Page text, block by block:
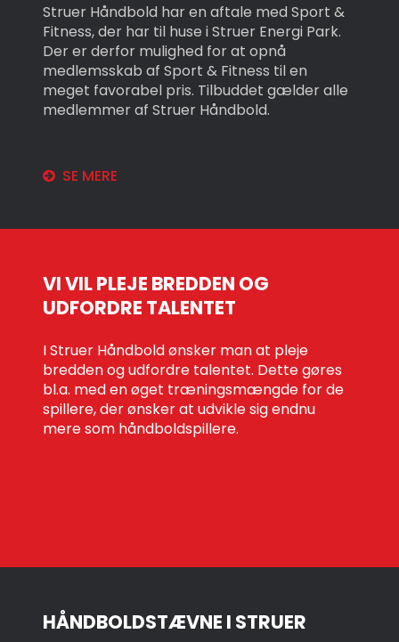
Struer Håndbold har en aftale med Sport &
Fitness, der har til huse i Struer Energi Park.
Der er derfor mulighed for at opnå
medlemsskab af Sport & Fitness til en
meget favorabel pris. Tilbuddet gælder alle
medlemmer af Struer Håndbold.
SE MERE
VI VIL PLEJE BREDDEN OG
UDFORDRE TALENTET
I Struer Håndbold ønsker man at pleje
bredden og udfordre talentet. Dette gøres
bl.a. med en øget træningsmængde for de
spillere, der ønsker at udvikle sig endnu
mere som håndboldspillere.
HÅNDBOLDSTÆVNE I STRUER